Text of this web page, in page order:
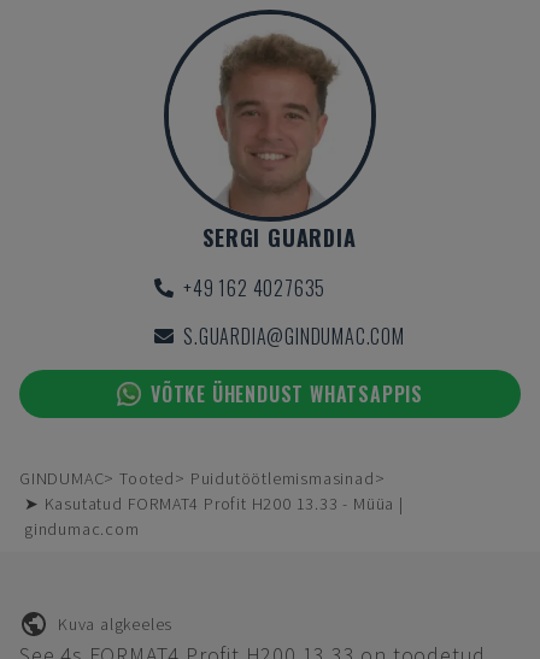
SERGI GUARDIA
+49 162 4027635
S.GUARDIA@GINDUMAC.COM
VÕTKE ÜHENDUST WHATSAPPIS
GINDUMAC Tooted
Puidutöötlemismasinad
➤ Kasutatud FORMAT4 Profit H200 13.33 - Müüa |
gindumac.com
Kuva algkeeles